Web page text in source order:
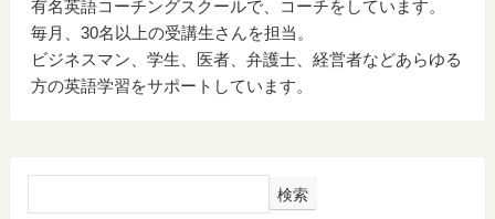
有名英語コーチングスクールで、コーチをしています。
毎月、30名以上の受講生さんを担当。
ビジネスマン、学生、医者、弁護士、経営者などあらゆる
方の英語学習をサポートしています。
検索